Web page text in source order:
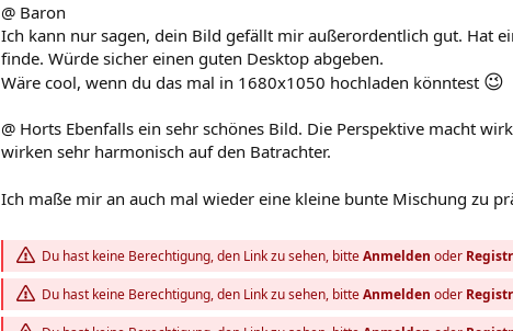
@ Baron
Ich kann nur sagen, dein Bild gefällt mir außerordentlich gut. Hat
finde. Würde sicher einen guten Desktop abgeben.
Wäre cool, wenn du das mal in 1680x1050 hochladen könntest 😉
@ Horts Ebenfalls ein sehr schönes Bild. Die Perspektive macht
wirken sehr harmonisch auf den Batrachter.
Ich maße mir an auch mal wieder eine kleine bunte Mischung zu
Du hast keine Berechtigung, den Link zu sehen, bitteAnmelden oder
Du hast keine Berechtigung, den Link zu sehen, bitteAnmelden oder